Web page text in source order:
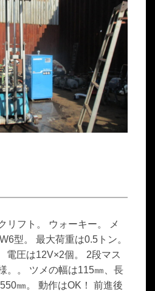
リフト。 ウォーキー。 メ
型。 最大荷重は0.5トン。
電圧は12V×2個。 2段マス
。。 ツメの幅は115㎜、長
㎜。 動作はOK！ 前進後